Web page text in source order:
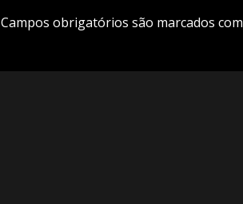
Campos obrigatórios são marcados com